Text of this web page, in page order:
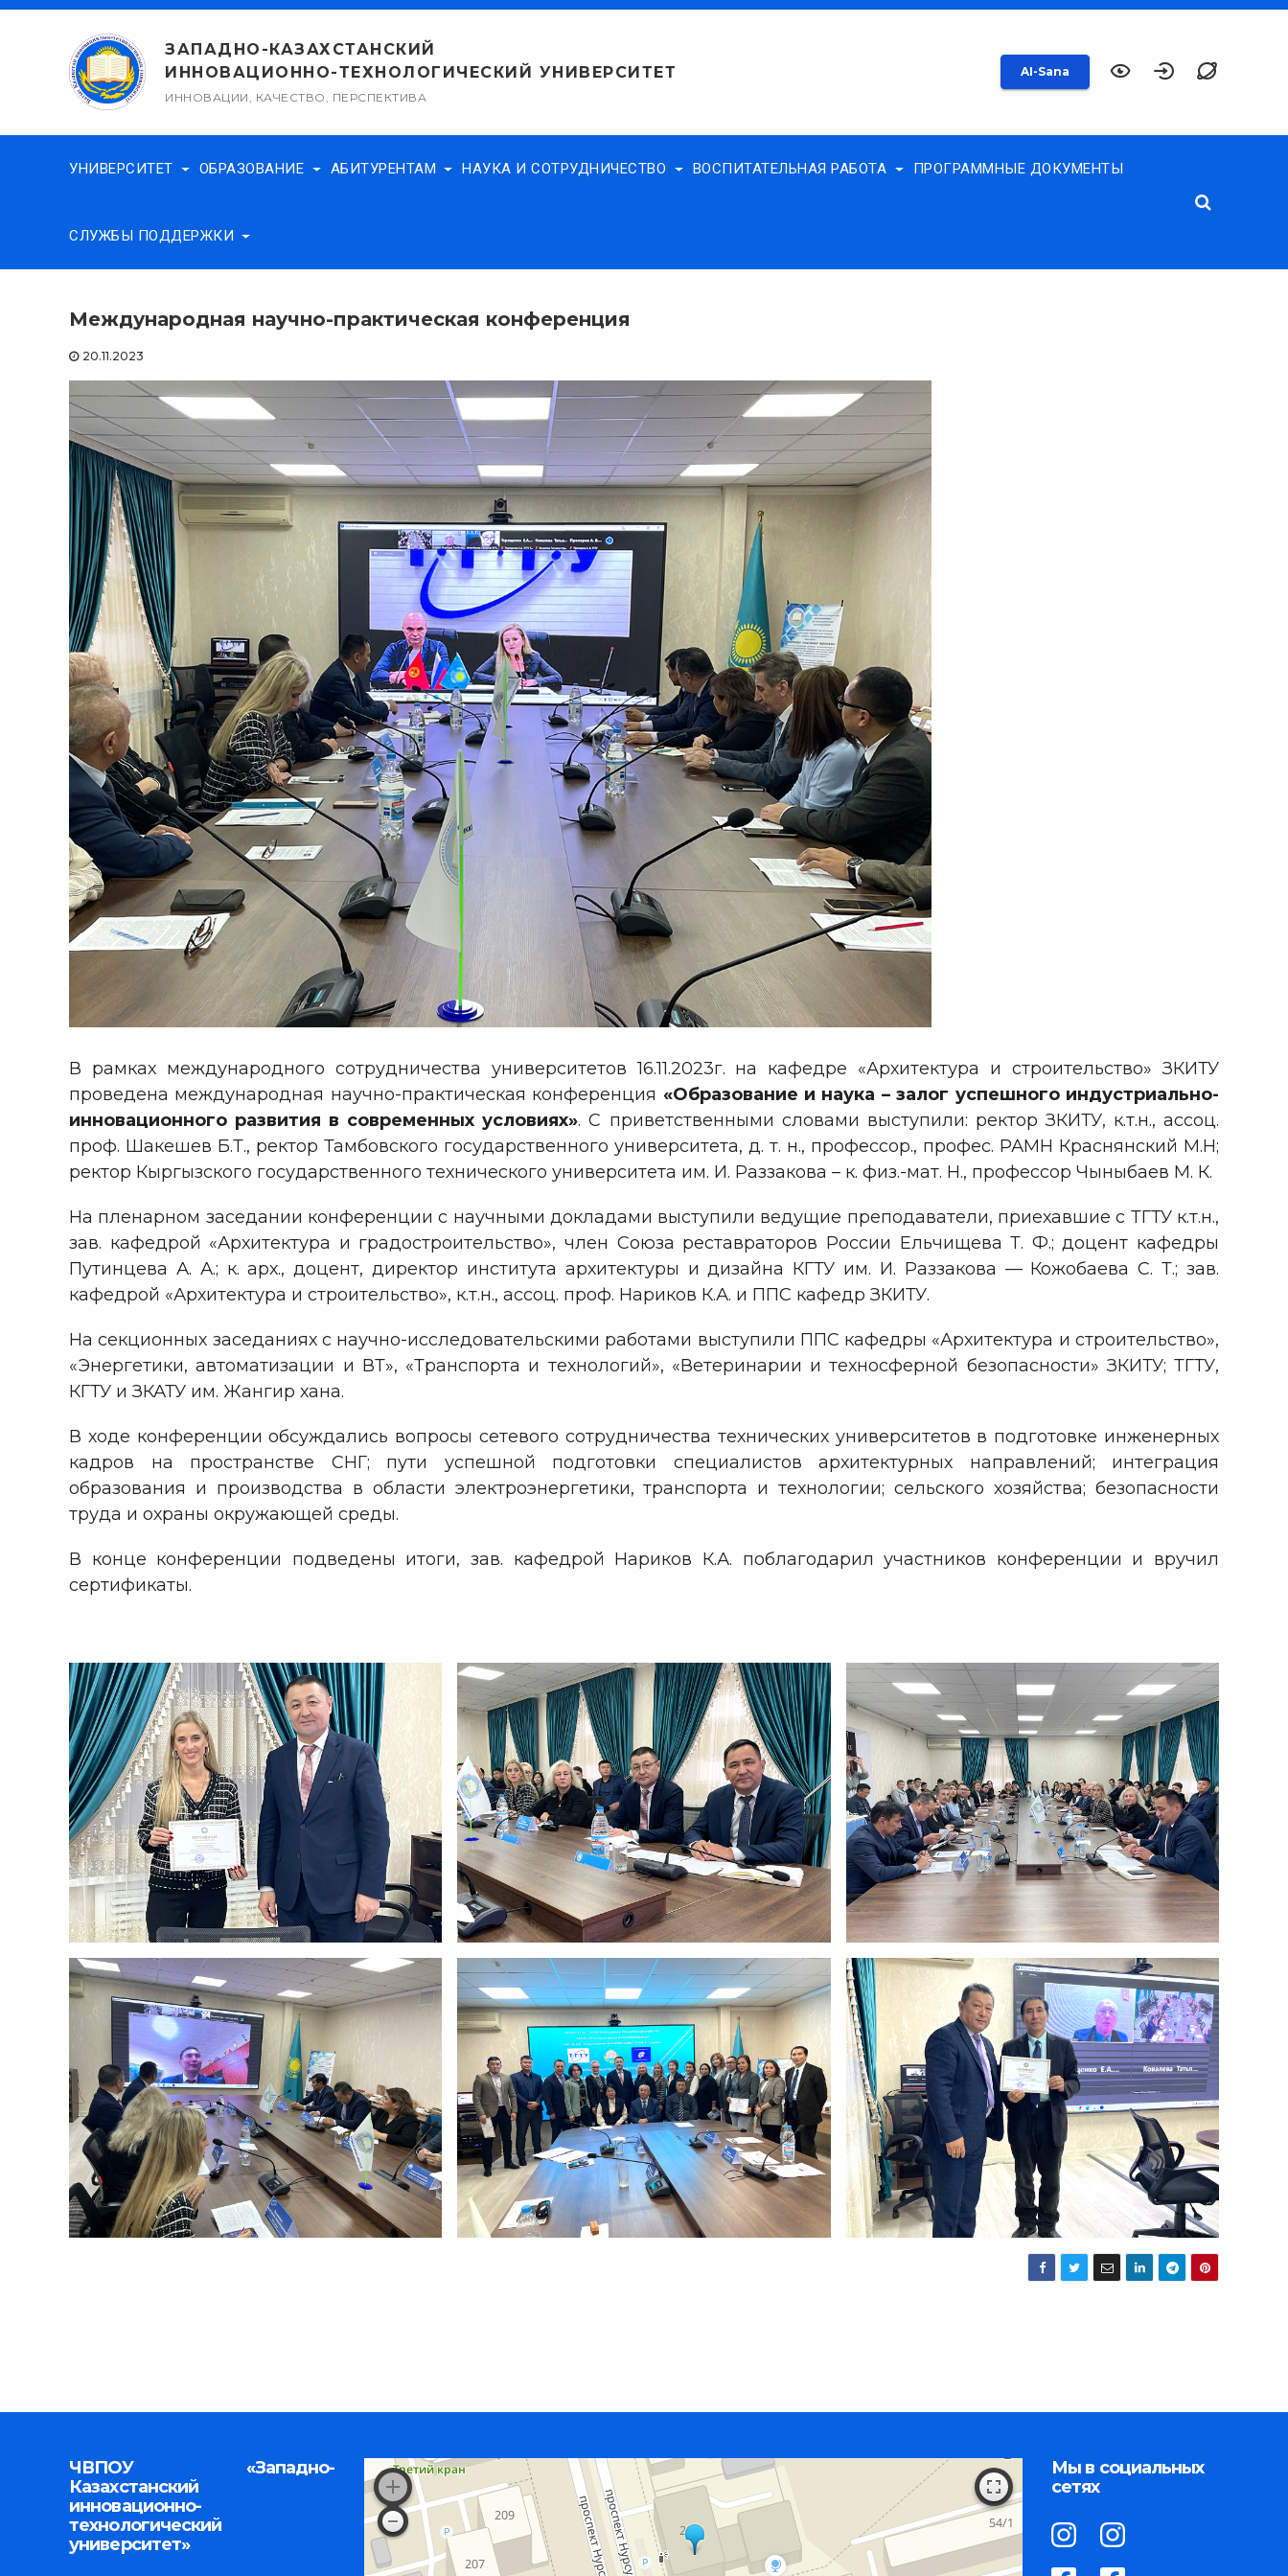
Перейти
содержимому
ЗАПАДНО-КАЗАХСТАНСКИЙ
ИННОВАЦИОННО-ТЕХНОЛОГИЧЕСКИЙ УНИВЕРСИТЕТ
ИННОВАЦИИ, КАЧЕСТВО, ПЕРСПЕКТИВА
AI-Sana
УНИВЕРСИТЕТ ОБРАЗОВАНИЕ АБИТУРЕНТАМ НАУКА И СОТРУДНИЧЕСТВО ВОСПИТАТЕЛЬНАЯ РАБОТА ПРОГРАММНЫЕ ДОКУМЕНТЫ
СЛУЖБЫ ПОДДЕРЖКИ
Международная научно-практическая конференция
20.11.2023
В рамках международного сотрудничества университетов 16.11.2023г. на кафедре «Архитектура и строительство» ЗКИТУ
проведена международная научно-практическая конференция «Образование и наука – залог успешного индустриально-
инновационного развития в современных условиях». С приветственными словами выступили: ректор ЗКИТУ, к.т.н., ассоц.
проф. Шакешев Б.Т., ректор Тамбовского государственного университета, д. т. н., профессор., профес. РАМН Краснянский М.Н;
ректор Кыргызского государственного технического университета им. И. Раззакова – к. физ.-мат. Н., профессор Чыныбаев М. К.
На пленарном заседании конференции с научными докладами выступили ведущие преподаватели, приехавшие с ТГТУ к.т.н.,
зав. кафедрой «Архитектура и градостроительство», член Союза реставраторов России Ельчищева Т. Ф.; доцент кафедры
Путинцева А. А.; к. арх., доцент, директор института архитектуры и дизайна КГТУ им. И. Раззакова — Кожобаева С. Т.; зав.
кафедрой «Архитектура и строительство», к.т.н., ассоц. проф. Нариков К.А. и ППС кафедр ЗКИТУ.
На секционных заседаниях с научно-исследовательскими работами выступили ППС кафедры «Архитектура и строительство»,
«Энергетики, автоматизации и ВТ», «Транспорта и технологий», «Ветеринарии и техносферной безопасности» ЗКИТУ; ТГТУ,
КГТУ и ЗКАТУ им. Жангир хана.
В ходе конференции обсуждались вопросы сетевого сотрудничества технических университетов в подготовке инженерных
кадров на пространстве СНГ; пути успешной подготовки специалистов архитектурных направлений; интеграция
образования и производства в области электроэнергетики, транспорта и технологии; сельского хозяйства; безопасности
труда и охраны окружающей среды.
В конце конференции подведены итоги, зав. кафедрой Нариков К.А. поблагодарил участников конференции и вручил
сертификаты.
ЧВПОУ «Западно-
Казахстанский
инновационно-
технологический
университет»
Мы в социальных
сетях